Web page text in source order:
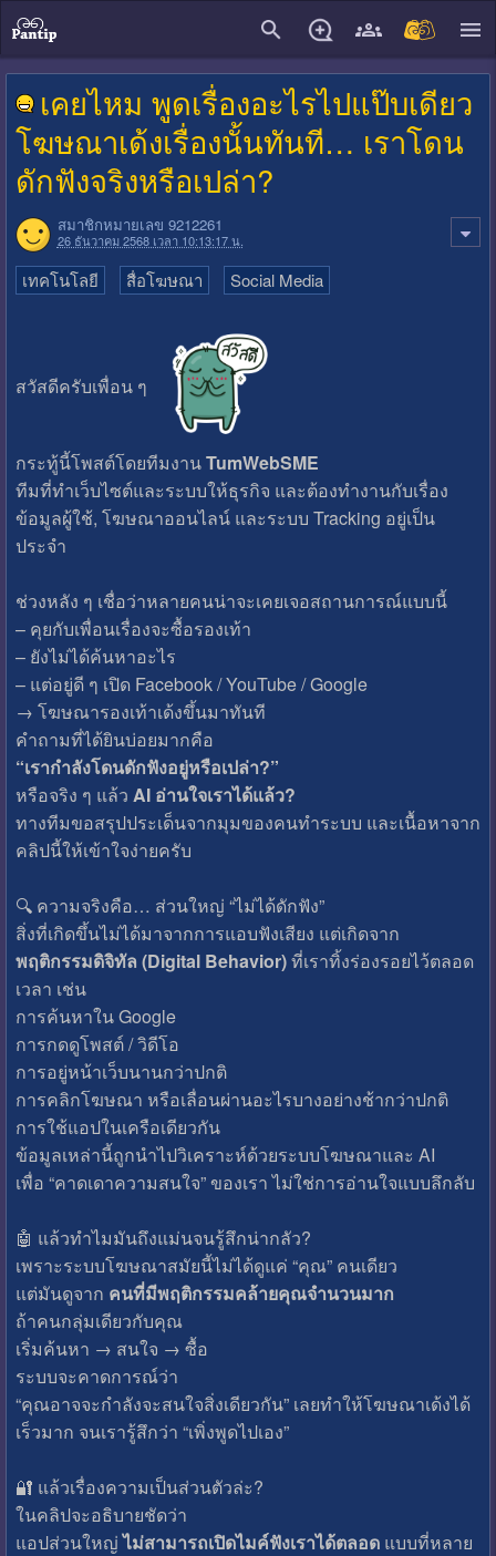
เคยไหม พูดเรื่องอะไรไปแป๊บเดียว
โฆษณาเด้งเรื่องนั้นทันที… เราโดน
ดักฟังจริงหรือเปล่า?
สมาชิกหมายเลข 9212261
26 ธันวาคม 2568 เวลา 10:13:17 น.
เทคโนโลยี สื่อโฆษณา Social Media
สวัสดีครับเพื่อน ๆ
กระทู้นี้โพสต์โดยทีมงานTumWebSME
ทีมที่ทำเว็บไซต์และระบบให้ธุรกิจ และต้องทำงานกับเรื่อง
ข้อมูลผู้ใช้, โฆษณาออนไลน์ และระบบ Tracking อยู่เป็น
ประจำ
ช่วงหลัง ๆ เชื่อว่าหลายคนน่าจะเคยเจอสถานการณ์แบบนี้
– คุยกับเพื่อนเรื่องจะซื้อรองเท้า
– ยังไม่ได้ค้นหาอะไร
– แต่อยู่ดี ๆ เปิด Facebook / YouTube / Google
→ โฆษณารองเท้าเด้งขึ้นมาทันที
คำถามที่ได้ยินบ่อยมากคือ
“เรากำลังโดนดักฟังอยู่หรือเปล่า?”
หรือจริง ๆ แล้ว AI อ่านใจเราได้แล้ว?
ทางทีมขอสรุปประเด็นจากมุมของคนทำระบบ และเนื้อหาจาก
คลิปนี้ให้เข้าใจง่ายครับ
🔍 ความจริงคือ… ส่วนใหญ่ “ไม่ได้ดักฟัง”
สิ่งที่เกิดขึ้นไม่ได้มาจากการแอบฟังเสียง แต่เกิดจาก
พฤติกรรมดิจิทัล (Digital Behavior)ที่เราทิ้งร่องรอยไว้ตลอด
เวลา เช่น
การค้นหาใน Google
การกดดูโพสต์ / วิดีโอ
การอยู่หน้าเว็บนานกว่าปกติ
การคลิกโฆษณา หรือเลื่อนผ่านอะไรบางอย่างช้ากว่าปกติ
การใช้แอปในเครือเดียวกัน
ข้อมูลเหล่านี้ถูกนำไปวิเคราะห์ด้วยระบบโฆษณาและ AI
เพื่อ “คาดเดาความสนใจ” ของเรา ไม่ใช่การอ่านใจแบบลึกลับ
🤖 แล้วทำไมมันถึงแม่นจนรู้สึกน่ากลัว?
เพราะระบบโฆษณาสมัยนี้ไม่ได้ดูแค่ “คุณ” คนเดียว
แต่มันดูจาก คนที่มีพฤติกรรมคล้ายคุณจำนวนมาก
ถ้าคนกลุ่มเดียวกับคุณ
เริ่มค้นหา → สนใจ → ซื้อ
ระบบจะคาดการณ์ว่า
“คุณอาจจะกำลังจะสนใจสิ่งเดียวกัน” เลยทำให้โฆษณาเด้งได้
เร็วมาก จนเรารู้สึกว่า “เพิ่งพูดไปเอง”
🔐 แล้วเรื่องความเป็นส่วนตัวล่ะ?
ในคลิปจะอธิบายชัดว่า
แอปส่วนใหญ่ไม่สามารถเปิดไมค์ฟังเราได้ตลอดแบบที่หลาย
close